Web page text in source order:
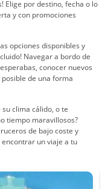
Elige por destino, fecha o lo
y con promociones
opciones disponibles y
Navegar a bordo de
conocer nuevos
de una forma
clima cálido, o te
tiempo maravillosos?
de bajo coste y
un viaje a tu